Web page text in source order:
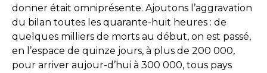
donner était omniprésente. Ajoutons l’aggravation
du bilan toutes les quarante-huit heures : de
quelques milliers de morts au début, on est passé,
en l’espace de quinze jours, à plus de 200 000,
pour arriver aujour-d’hui à 300 000, tous pays